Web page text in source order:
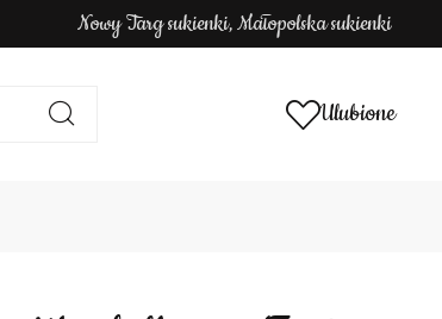
Nowy Targ sukienki, Małopolska sukienki
Ulubione